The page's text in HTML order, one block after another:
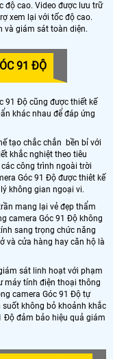
độ cao. Video được lưu trữ
xem lại với tốc độ cao.
và giám sát toàn diện.
91 ĐỘ
91 Độ cũng được thiết kế
khác nhau để đáp ứng
tạo chắc chắn bền bỉ với
khắc nghiệt theo tiêu
công trình ngoài trời
Góc 91 Độ được thiêt kế
không gian ngoại vi.
mang lại vẻ đẹp thẩm
camera Góc 91 Độ không
sang trọng chức năng
và cửa hàng hay căn hộ là
sát linh hoạt với phạm
máy tính điện thoại thông
camera Góc 91 Độ tự
không bỏ khoảnh khắc
Độ đảm bảo hiệu quả giám